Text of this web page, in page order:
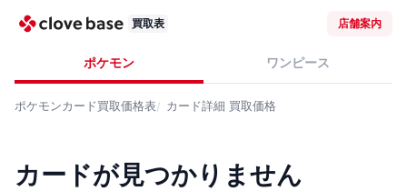
買取表 店舗案内
ポケモン ワンピース
ポケモンカード買取価格表 カード詳細 買取価格
カードが見つかりません